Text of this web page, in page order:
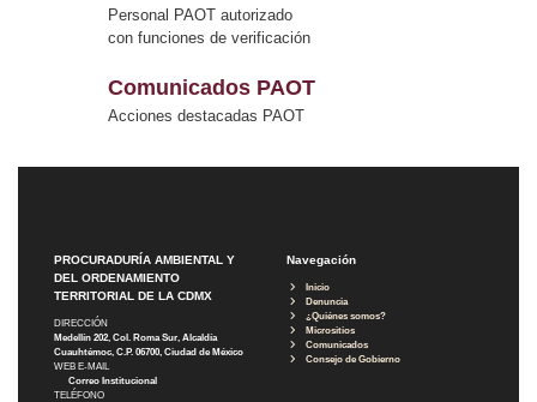
Personal PAOT autorizado
con funciones de verificación
Comunicados PAOT
Acciones destacadas PAOT
PROCURADURÍA AMBIENTAL Y
DEL ORDENAMIENTO
TERRITORIAL DE LA CDMX
DIRECCIÓN
Medellín 202, Col. Roma Sur, Alcaldía
Cuauhtémoc, C.P. 06700, Ciudad de México
WEB E-MAIL
Correo Institucional
TELÉFONO
Navegación
Inicio
Denuncia
¿Quiénes somos?
Micrositios
Comunicados
Consejo de Gobierno